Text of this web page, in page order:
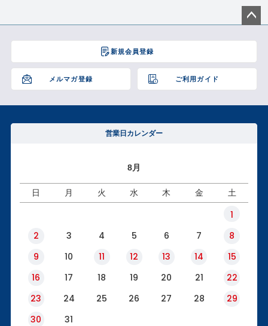
新規会員登録
メルマガ登録 ご利用ガイド
ジト
へ
営業日カレンダー
8月
日 月 火 水 木 金 土
1
2
3 4 5 6 7
8
9
10 11 12 13 14
15
16
17 18 19 20 21
22
23
24 25 26 27 28
29
30
31